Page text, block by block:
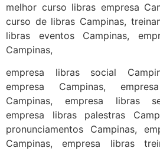
melhor curso libras empresa
curso de libras Campinas,
libras eventos Campinas,
Campinas,
empresa libras social
empresa Campinas,
Campinas, empresa libras
empresa libras palestras
pronunciamentos Campinas,
Campinas, empresa libras